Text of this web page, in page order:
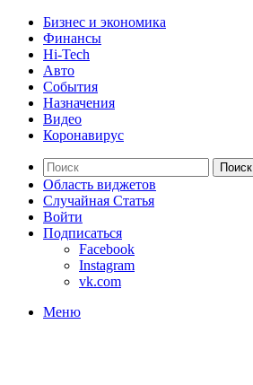
Бизнес и экономика
Финансы
Hi-Tech
Авто
События
Назначения
Видео
Коронавирус
Поиск
Область виджетов
Случайная Статья
Войти
Подписаться
Facebook
Instagram
vk.com
Меню